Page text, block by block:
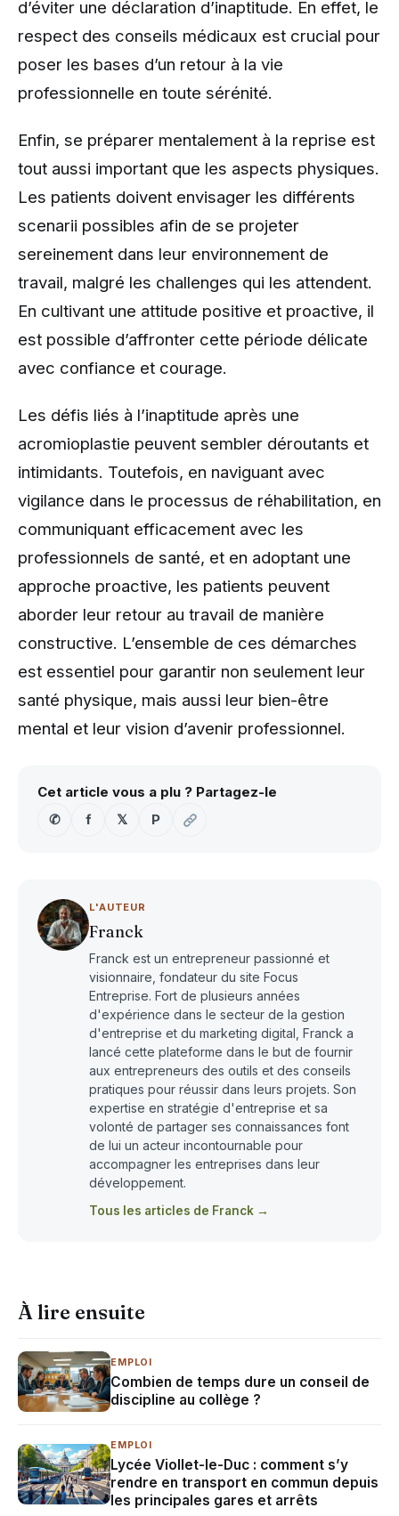
d’éviter une déclaration d’inaptitude. En effet, le
respect des conseils médicaux est crucial pour
poser les bases d’un retour à la vie
professionnelle en toute sérénité.
Enfin, se préparer mentalement à la reprise est
tout aussi important que les aspects physiques.
Les patients doivent envisager les différents
scenarii possibles afin de se projeter
sereinement dans leur environnement de
travail, malgré les challenges qui les attendent.
En cultivant une attitude positive et proactive, il
est possible d’affronter cette période délicate
avec confiance et courage.
Les défis liés à l’inaptitude après une
acromioplastie peuvent sembler déroutants et
intimidants. Toutefois, en naviguant avec
vigilance dans le processus de réhabilitation, en
communiquant efficacement avec les
professionnels de santé, et en adoptant une
approche proactive, les patients peuvent
aborder leur retour au travail de manière
constructive. L’ensemble de ces démarches
est essentiel pour garantir non seulement leur
santé physique, mais aussi leur bien-être
mental et leur vision d’avenir professionnel.
Cet article vous a plu ? Partagez-le
✆
f 𝕏 P
L'AUTEUR
Franck
Franck est un entrepreneur passionné et
visionnaire, fondateur du site Focus
Entreprise. Fort de plusieurs années
d'expérience dans le secteur de la gestion
d'entreprise et du marketing digital, Franck a
lancé cette plateforme dans le but de fournir
aux entrepreneurs des outils et des conseils
pratiques pour réussir dans leurs projets. Son
expertise en stratégie d'entreprise et sa
volonté de partager ses connaissances font
de lui un acteur incontournable pour
accompagner les entreprises dans leur
développement.
Tous les articles de Franck →
À lire ensuite
EMPLOI
Combien de temps dure un conseil de
discipline au collège ?
EMPLOI
Lycée Viollet-le-Duc : comment s’y
rendre en transport en commun depuis
les principales gares et arrêts